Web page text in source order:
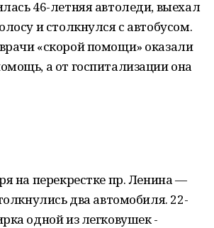
46-летняя автоледи, выехал
и столкнулся с автобусом.
«скорой помощи» оказали
а от госпитализации она
на перекрестке пр. Ленина —
два автомобиля. 22-
одной из легковушек -